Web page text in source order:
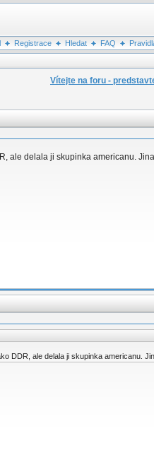
Registrace Hledat FAQ
Vítejte na foru -
ale delala ji skupinka americanu.
DDR, ale delala ji skupinka americanu.